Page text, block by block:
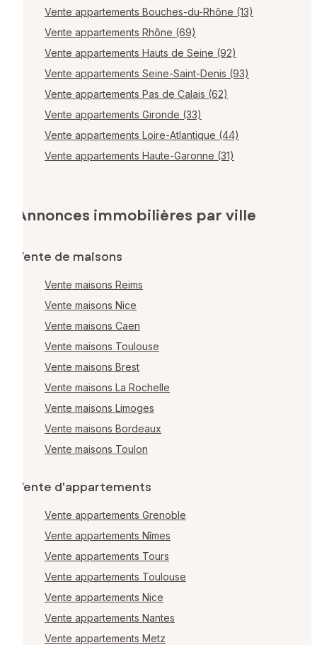
Vente appartements Bouches-du-Rhône (13)
Vente appartements Rhône (69)
Vente appartements Hauts de Seine (92)
Vente appartements Seine-Saint-Denis (93)
Vente appartements Pas de Calais (62)
Vente appartements Gironde (33)
Vente appartements Loire-Atlantique (44)
Vente appartements Haute-Garonne (31)
Annonces immobilières par ville
Vente de maisons
Vente maisons Reims
Vente maisons Nice
Vente maisons Caen
Vente maisons Toulouse
Vente maisons Brest
Vente maisons La Rochelle
Vente maisons Limoges
Vente maisons Bordeaux
Vente maisons Toulon
Vente d'appartements
Vente appartements Grenoble
Vente appartements Nîmes
Vente appartements Tours
Vente appartements Toulouse
Vente appartements Nice
Vente appartements Nantes
Vente appartements Metz